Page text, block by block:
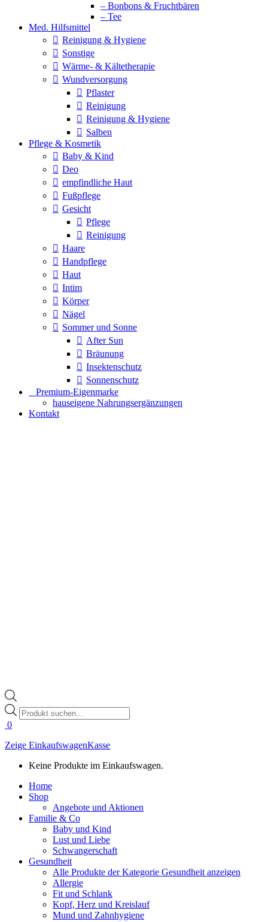
– Bonbons & Fruchtbären
– Tee
Med. Hilfsmittel
Reinigung & Hygiene
Sonstige
Wärme- & Kältetherapie
Wundversorgung
Pflaster
Reinigung
Reinigung & Hygiene
Salben
Pflege & Kosmetik
Baby & Kind
Deo
empfindliche Haut
Fußpflege
Gesicht
Pflege
Reinigung
Haare
Handpflege
Haut
Intim
Körper
Nägel
Sommer und Sonne
After Sun
Bräunung
Insektenschutz
Sonnenschutz
⠀​Premium-Eigenmarke
hauseigene Nahrungsergänzungen
Kontakt
Products
search
0
Zeige EinkaufswagenKasse
Keine Produkte im Einkaufswagen.
Home
Shop
Angebote und Aktionen
Familie & Co
Baby und Kind
Lust und Liebe
Schwangerschaft
Gesundheit
Alle Produkte der Kategorie Gesundheit anzeigen
Allergie
Fit und Schlank
Kopf, Herz und Kreislauf
Mund und Zahnhygiene